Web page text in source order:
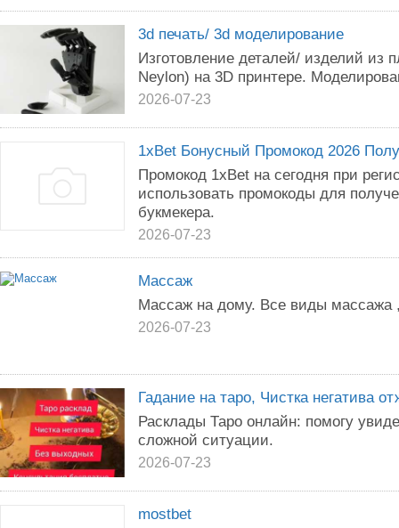
3d печать/ 3d моделирование
Изготовление деталей/ изделий из
Neylon) на 3D принтере.
2026-07-23
1xBet Бонусный Промокод 2026
Промокод 1xBet на сегодня при
использовать промокоды для
букмекера.
2026-07-23
Массаж
Массаж на дому. Все виды
2026-07-23
Гадание на таро, Чистка негатива
Расклады Таро онлайн: помогу
сложной ситуации.
2026-07-23
mostbet